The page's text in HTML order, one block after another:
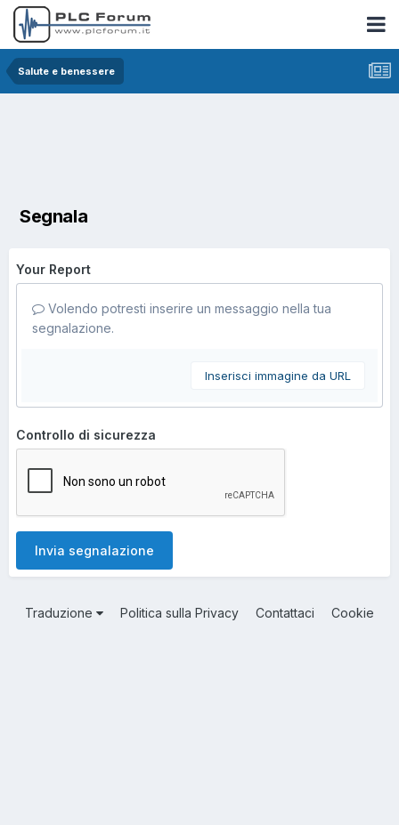
Salute e benessere
Segnala
Your Report
Volendo potresti inserire un messaggio nella tua
segnalazione.
Inserisci immagine da URL
Controllo di sicurezza
Invia segnalazione
Traduzione Politica sulla Privacy Contattaci Cookie